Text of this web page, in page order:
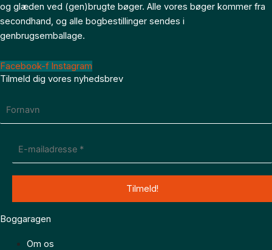
og glæden ved (gen)brugte bøger. Alle vores bøger kommer fra
secondhand, og alle bogbestillinger sendes i
genbrugsemballage.
Facebook-f Instagram
Tilmeld dig vores nyhedsbrev
Boggaragen
Om os